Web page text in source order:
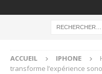
ACCUEIL IPHONE
transforme l’expérience